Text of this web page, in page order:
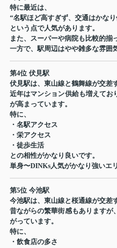
特に最近は、
“名駅ほど高すぎず、交通はかな
という点で人気があります。
また、スーパーや病院も比較的揃
一方で、駅周辺はやや雑多な雰囲
第4位 伏見駅
伏見駅は、東山線と鶴舞線が交差
近年はマンション供給も増えてお
が高まっています。
特に、
・名駅アクセス
・栄アクセス
・徒歩生活
との相性がかなり良いです。
単身〜DINKs人気がかなり強いエ
第5位 今池駅
今池駅は、東山線と桜通線が交差
昔ながらの繁華街感もありますが
がっています。
特に、
・飲食店の多さ